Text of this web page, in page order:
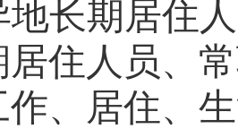
地长期居住
住人员、
、居住、